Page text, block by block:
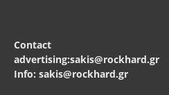
Contact
advertising:sakis@rockhard.gr
Info: sakis@rockhard.gr